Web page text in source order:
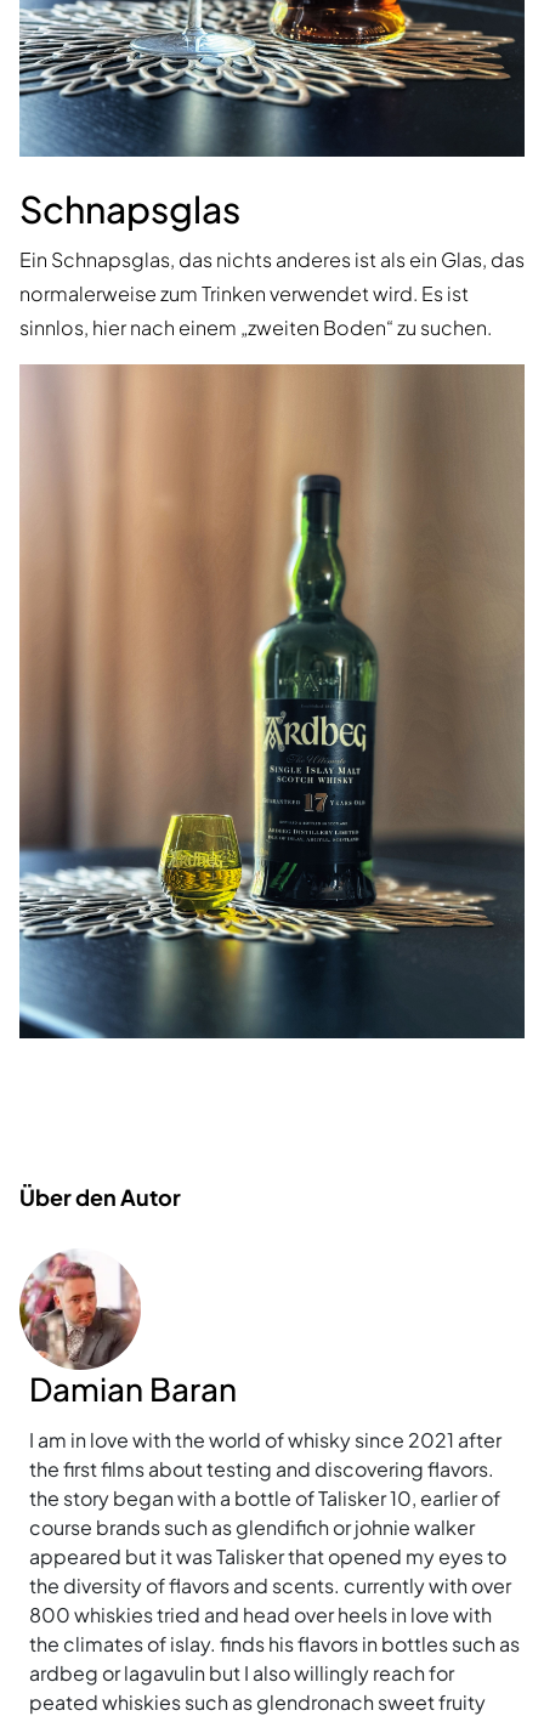
Schnapsglas
Ein Schnapsglas, das nichts anderes ist als ein Glas, das
normalerweise zum Trinken verwendet wird. Es ist
sinnlos, hier nach einem „zweiten Boden“ zu suchen.
Über den Autor
Damian Baran
I am in love with the world of whisky since 2021 after
the first films about testing and discovering flavors.
the story began with a bottle of Talisker 10, earlier of
course brands such as glendifich or johnie walker
appeared but it was Talisker that opened my eyes to
the diversity of flavors and scents. currently with over
800 whiskies tried and head over heels in love with
the climates of islay. finds his flavors in bottles such as
ardbeg or lagavulin but I also willingly reach for
peated whiskies such as glendronach sweet fruity